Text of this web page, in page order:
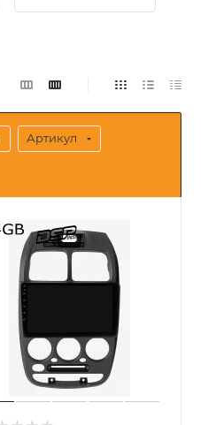
Артикул